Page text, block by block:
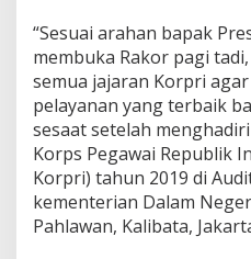
e
l
a
y
a
n
a
n
P
r
i
“Sesuai arahan bapak
membuka Rakor pagi
semua jajaran Korpri
pelayanan yang terbaik
sesaat setelah
Korps Pegawai Republik
Korpri) tahun 2019 di
kementerian Dalam
Pahlawan, Kalibata,